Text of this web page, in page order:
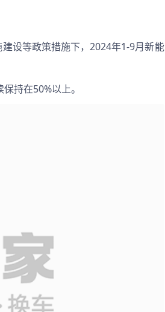
设等政策措施下，2024年1-9月新能
持在50%以上。